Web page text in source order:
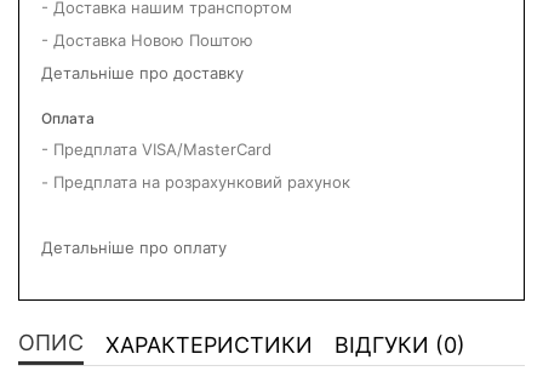
- Доставка нашим транспортом
- Доставка Новою Поштою
Детальніше про доставку
Оплата
- Предплата VISA/MasterCard
- Предплата на розрахунковий рахунок
Детальніше про оплату
ОПИС ХАРАКТЕРИСТИКИ ВІДГУКИ (0)